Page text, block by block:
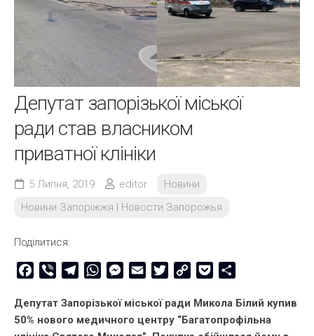
Депутат запорізької міської
ради став власником
приватної клініки
5 Липня, 2019 editor
Новини
Новини Запоріжжя | Новости Запорожья
Поділитися:
Facebook
Viber TelegramWhatsAppMessenger
Email TwitterCopy
Pocket
Депутат Запорізької міської ради Микола Білий купив
50% нового медичного центру “Багатопрофільна